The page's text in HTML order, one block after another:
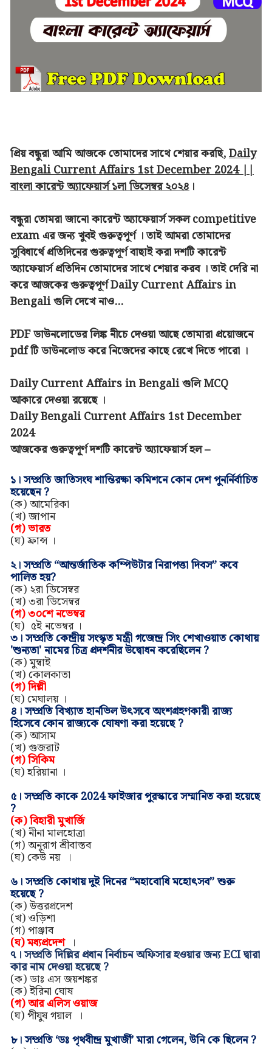
প্রিয় বন্ধুরা আমি আজকে তোমাদের সাথে শেয়ার করছি,Daily
Bengali Current Affairs 1st December 2024 ||
বাংলা কারেন্ট অ্যাফেয়ার্স ১লা ডিসেম্বর ২০২৪।
বন্ধুরা তোমরা জানো কারেন্ট অ্যাফেয়ার্স সকল competitive
exam এর জন্য খুবই গুরুত্বপূর্ণ । তাই আমরা তোমাদের
সুবিধার্থে প্রতিদিনের গুরুত্বপূর্ণ বাছাই করা দশটি কারেন্ট
অ্যাফেয়ার্স প্রতিদিন তোমাদের সাথে শেয়ার করব । তাই দেরি না
করে আজকের গুরুত্বপূর্ণ Daily Current Affairs in
Bengali গুলি দেখে নাও...
PDF ডাউনলোডের লিঙ্ক নীচে দেওয়া আছে তোমারা প্রয়োজনে
pdf টি ডাউনলোড করে নিজেদের কাছে রেখে দিতে পারো ।
Daily Current Affairs in Bengali গুলি MCQ
আকারে দেওয়া রয়েছে ।
Daily Bengali Current Affairs 1st December
2024
আজকের গুরুত্বপূর্ণ দশটি কারেন্ট অ্যাফেয়ার্স হল –
১।সম্প্রতি জাতিসংঘ শান্তিরক্ষা কমিশনে কোন দেশ পুনর্নির্বাচিত
হয়েছেন ?
(ক)আমেরিকা
(খ)জাপান
(গ)ভারত
(ঘ)ফ্রান্স ।
২।সম্প্রতি “আন্তর্জাতিক কম্পিউটার নিরাপত্তা দিবস” কবে
পালিত হয়?
(ক) ২রা ডিসেম্বর
(খ)৩রা ডিসেম্বর
(গ) ৩০শে নভেম্বর
(ঘ) ৫ই নভেম্বর ।
৩।সম্প্রতি কেন্দ্রীয় সংস্কৃত মন্ত্রী গজেন্দ্র সিং শেখাওয়াত কোথায়
'শুন্যতা' নামের চিত্র প্রদর্শনীর উদ্বোধন করেছিলেন ?
(ক) মুম্বাই
(খ)কোলকাতা
(গ)দিল্লী
(ঘ) মেঘালয় ।
৪।সম্প্রতি বিখ্যাত হার্নভিল উৎসবে অংশগ্রহণকারী রাজ্য
হিসেবে কোন রাজ্যকে ঘোষণা করা হয়েছে ?
(ক)আসাম
(খ)গুজরাট
(গ)সিকিম
(ঘ)হরিয়ানা ।
৫।সম্প্রতি কাকে 2024 ফাইজার পুরস্কারে সম্মানিত করা হয়েছে
?
(ক)বিহারী মুখার্জি
(খ) নীনা মালহোত্রা
(গ)অনুরাগ শ্রীবাস্তব
(ঘ) কেউ নয় ।
৬।সম্প্রতি কোথায় দুই দিনের “মহাবোধি মহোৎসব” শুরু
হয়েছে ?
(ক)উত্তরপ্রদেশ
(খ)ওড়িশা
(গ)পাঞ্জাব
(ঘ)মধ্যপ্রদেশ ।
৭।সম্প্রতি দিল্লির প্রধান নির্বাচন অফিসার হওয়ার জন্য ECI দ্বারা
কার নাম দেওয়া হয়েছে ?
(ক)ডাঃ এস জয়শঙ্কর
(ক)ইরিনা ঘোষ
(গ)আর এলিস ওয়াজ
(ঘ)পীযুষ গয়াল ।
৮।সম্প্রতি ‘ডঃ পৃথবীন্দ্র মুখার্জী’ মারা গেলেন, উনি কে ছিলেন ?